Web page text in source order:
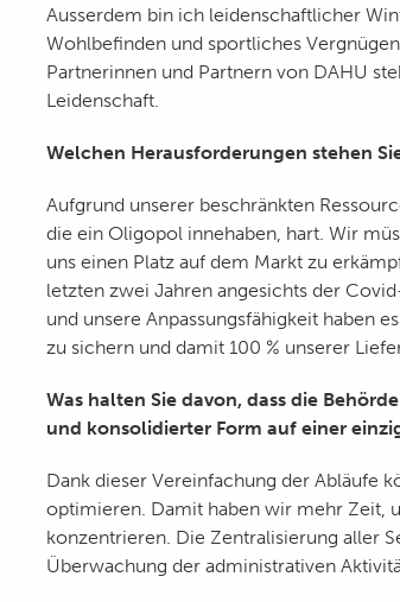
Ausserdem bin ich leidenschaftlicher
Wohlbefinden und sportliches
Partnerinnen und Partnern von DAHU
Leidenschaft.
Welchen Herausforderungen stehen
Aufgrund unserer beschränkten
die ein Oligopol innehaben, hart. Wir
uns einen Platz auf dem Markt zu
letzten zwei Jahren angesichts der
und unsere Anpassungsfähigkeit haben
zu sichern und damit 100 % unserer
Was halten Sie davon, dass die
und konsolidierter Form auf einer
Dank dieser Vereinfachung der Abläufe
optimieren. Damit haben wir mehr Zeit,
konzentrieren. Die Zentralisierung aller
Überwachung der administrativen